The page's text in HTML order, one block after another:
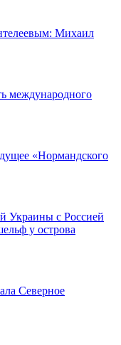
Михаил
международного
«Нормандского
Украины с Россией
у острова
Северное